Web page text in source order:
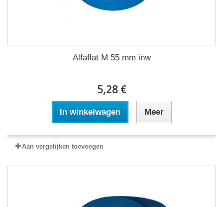
Alfaflat M 55 mm inw
5,28 €
In winkelwagen Meer
Aan vergelijken toevoegen